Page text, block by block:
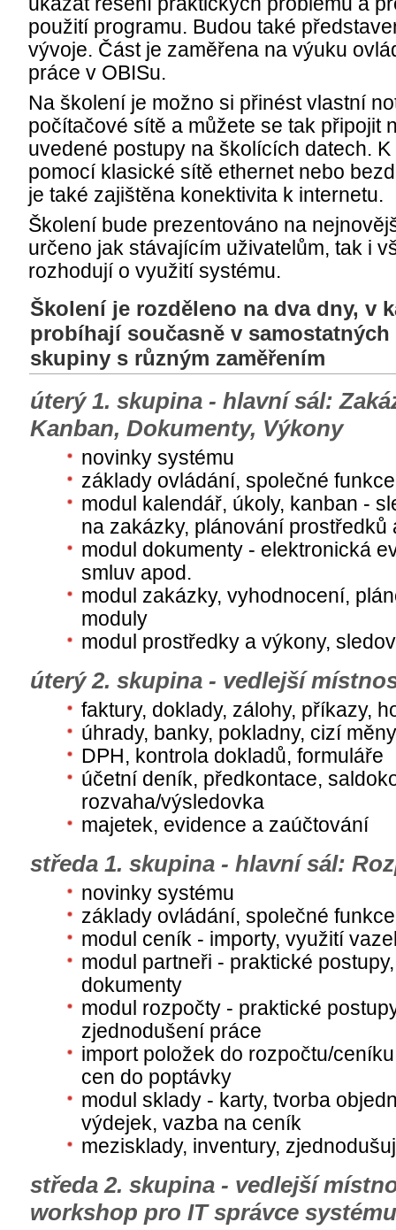
použití programu. Budou také
vývoje. Část je zaměřena na výuku
práce v OBISu.
Na školení je možno si přinést vlastní
počítačové sítě a můžete se tak připojit
uvedené postupy na školících datech.
pomocí klasické sítě ethernet nebo
je také zajištěna konektivita k internetu.
Školení bude prezentováno na
určeno jak stávajícím uživatelům, tak i
rozhodují o využití systému.
Školení je rozděleno na dva dny, v
probíhají současně v
skupiny s různým zaměřením
úterý 1. skupina - hlavní sál:
Kanban, Dokumenty, Výkony
novinky systému
základy ovládání, společné
modul kalendář, úkoly, kanban -
na zakázky, plánování prostředků
modul dokumenty - elektronická
smluv apod.
modul zakázky, vyhodnocení,
moduly
modul prostředky a výkony,
úterý 2. skupina - vedlejší
faktury, doklady, zálohy, příkazy,
úhrady, banky, pokladny, cizí
DPH, kontrola dokladů, formuláře
účetní deník, předkontace,
rozvaha/výsledovka
majetek, evidence a zaúčtování
středa 1. skupina - hlavní sál:
novinky systému
základy ovládání, společné
modul ceník - importy, využití
modul partneři - praktické
dokumenty
modul rozpočty - praktické
zjednodušení práce
import položek do rozpočtu/
cen do poptávky
modul sklady - karty, tvorba
výdejek, vazba na ceník
mezisklady, inventury,
středa 2. skupina - vedlejší
workshop pro IT správce